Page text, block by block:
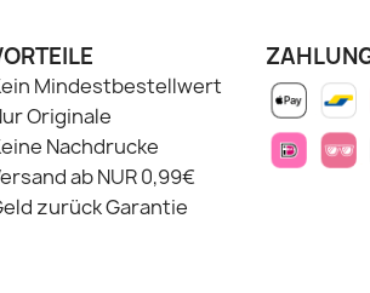
Mindestbestellwert
Originale
Nachdrucke
ab NUR 0,99€
zurück Garantie